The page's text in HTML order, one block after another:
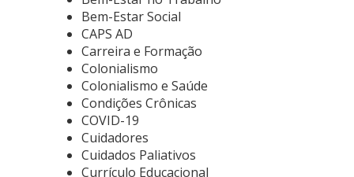
Bem-Estar Social
CAPS AD
Carreira e Formação
Colonialismo
Colonialismo e Saúde
Condições Crônicas
COVID-19
Cuidadores
Cuidados Paliativos
Currículo Educacional